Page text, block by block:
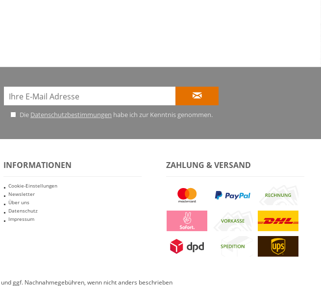
Die Datenschutzbestimmungen habe ich zur Kenntnis genommen.
INFORMATIONEN
Cookie-Einstellungen
Newsletter
Über uns
Datenschutz
Impressum
ZAHLUNG & VERSAND
und ggf. Nachnahmegebühren, wenn nicht anders beschrieben